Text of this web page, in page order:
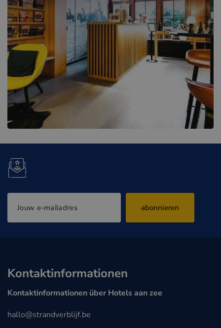
abonnieren
Kontaktinformationen
Kontaktinformationen über Hotels aan zee
hallo@strandverblijf.be